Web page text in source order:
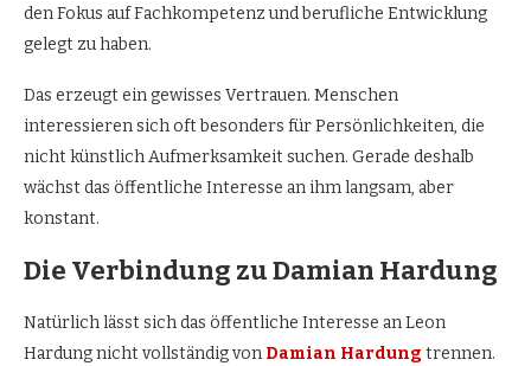
den Fokus auf Fachkompetenz und berufliche Entwicklung
gelegt zu haben.
Das erzeugt ein gewisses Vertrauen. Menschen
interessieren sich oft besonders für Persönlichkeiten, die
nicht künstlich Aufmerksamkeit suchen. Gerade deshalb
wächst das öffentliche Interesse an ihm langsam, aber
konstant.
Die Verbindung zu Damian Hardung
Natürlich lässt sich das öffentliche Interesse an Leon
Hardung nicht vollständig von Damian Hardung trennen.